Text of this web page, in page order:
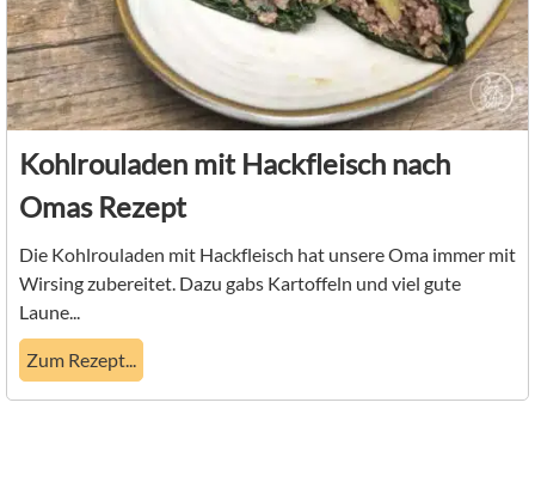
Kohlrouladen mit Hackfleisch nach
Omas Rezept
Die Kohlrouladen mit Hackfleisch hat unsere Oma immer mit
Wirsing zubereitet. Dazu gabs Kartoffeln und viel gute
Laune...
Zum Rezept...